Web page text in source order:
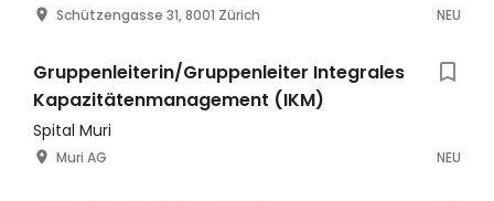
Schützengasse 31, 8001 Zürich NEU
Gruppenleiterin/Gruppenleiter Integrales
Kapazitätenmanagement (IKM)
Spital Muri
Muri AG NEU